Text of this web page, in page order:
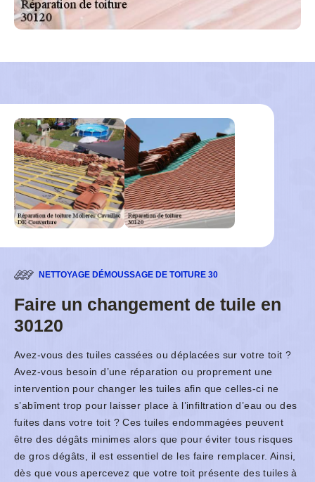
NETTOYAGE DÉMOUSSAGE DE TOITURE 30
Faire un changement de tuile en
30120
Avez-vous des tuiles cassées ou déplacées sur votre toit ?
Avez-vous besoin d’une réparation ou proprement une
intervention pour changer les tuiles afin que celles-ci ne
s’abîment trop pour laisser place à l’infiltration d’eau ou des
fuites dans votre toit ? Ces tuiles endommagées peuvent
être des dégâts minimes alors que pour éviter tous risques
de gros dégâts, il est essentiel de les faire remplacer. Ainsi,
dès que vous apercevez que votre toit présente des tuiles à